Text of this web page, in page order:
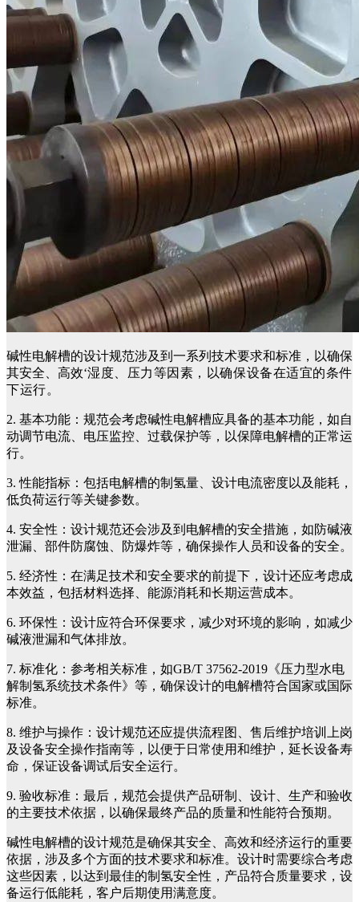
碱性电解槽的设计规范涉及到一系列技术要求和标准，以确保
其安全、高效‘湿度、压力等因素，以确保设备在适宜的条件
下运行。
2. 基本功能：规范会考虑碱性电解槽应具备的基本功能，如自
动调节电流、电压监控、过载保护等，以保障电解槽的正常运
行。
3. 性能指标：包括电解槽的制氢量、设计电流密度以及能耗，
低负荷运行等关键参数。
4. 安全性：设计规范还会涉及到电解槽的安全措施，如防碱液
泄漏、部件防腐蚀、防爆炸等，确保操作人员和设备的安全。
5. 经济性：在满足技术和安全要求的前提下，设计还应考虑成
本效益，包括材料选择、能源消耗和长期运营成本。
6. 环保性：设计应符合环保要求，减少对环境的影响，如减少
碱液泄漏和气体排放。
7. 标准化：参考相关标准，如GB/T 37562-2019《压力型水电
解制氢系统技术条件》等，确保设计的电解槽符合国家或国际
标准。
8. 维护与操作：设计规范还应提供流程图、售后维护培训上岗
及设备安全操作指南等，以便于日常使用和维护，延长设备寿
命，保证设备调试后安全运行。
9. 验收标准：最后，规范会提供产品研制、设计、生产和验收
的主要技术依据，以确保最终产品的质量和性能符合预期。
碱性电解槽的设计规范是确保其安全、高效和经济运行的重要
依据，涉及多个方面的技术要求和标准。设计时需要综合考虑
这些因素，以达到最佳的制氢安全性，产品符合质量要求，设
备运行低能耗，客户后期使用满意度。